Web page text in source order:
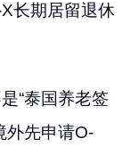
长期居留退休
“泰国养老签
外先申请O-